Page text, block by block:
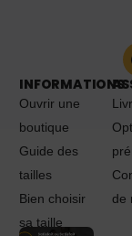
INFORMATIONS
Ouvrir une
boutique
Guide des
tailles
Bien choisir
sa taille
de